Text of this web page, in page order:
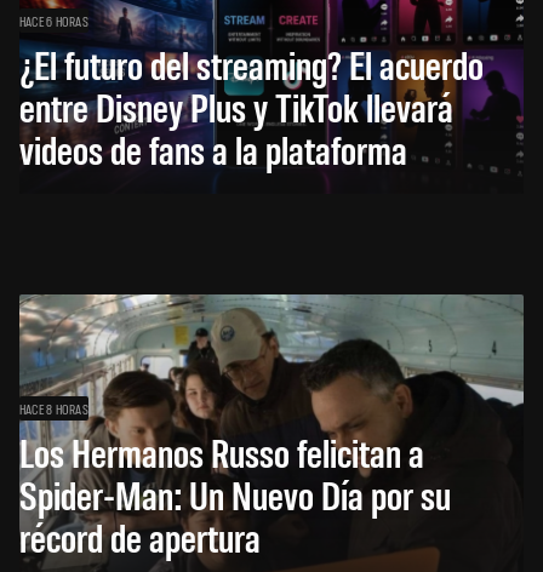
HACE 6 HORAS
¿El futuro del streaming? El acuerdo
entre Disney Plus y TikTok llevará
videos de fans a la plataforma
HACE 8 HORAS
Los Hermanos Russo felicitan a
Spider-Man: Un Nuevo Día por su
récord de apertura